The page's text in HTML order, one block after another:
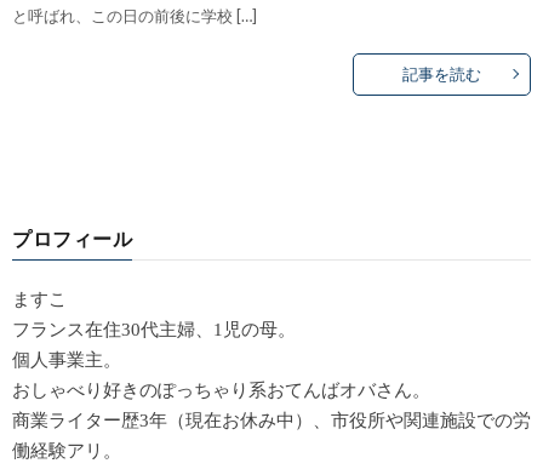
と呼ばれ、この日の前後に学校 […]
記事を読む
プロフィール
ますこ
フランス在住30代主婦、1児の母。
個人事業主。
おしゃべり好きのぽっちゃり系おてんばオバさん。
商業ライター歴3年（現在お休み中）、市役所や関連施設での労
働経験アリ。